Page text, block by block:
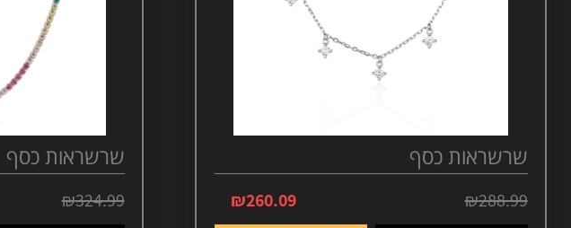
שרשראות כסף
₪288.99
₪260.09
שרשראות כסף
₪324.99